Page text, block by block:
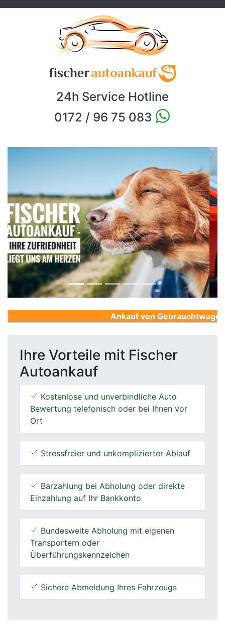
24h Service Hotline
0172 / 96 75 083
Previous Next
Ankauf von
Ihre Vorteile mit Fischer
Autoankauf
Kostenlose und unverbindliche Auto
Bewertung telefonisch oder bei Ihnen vor
Ort
Stressfreier und unkomplizierter Ablauf
Barzahlung bei Abholung oder direkte
Einzahlung auf Ihr Bankkonto
Bundesweite Abholung mit eigenen
Transportern oder
Überführungskennzeichen
Sichere Abmeldung Ihres Fahrzeugs